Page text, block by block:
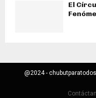
El
@2024 -